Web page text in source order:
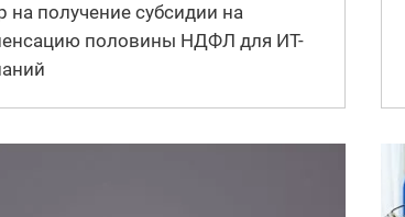
на получение субсидии на
половины НДФЛ для ИT-